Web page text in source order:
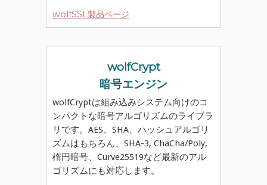
wolfSSL製品ページ
wolfCrypt
暗号エンジン
wolfCryptは組み込みシステム向けのコ
ンパクトな暗号アルゴリズムのライブラ
リです。AES、SHA、ハッシュアルゴリ
ズムはもちろん、SHA-3, ChaCha/Poly,
楕円暗号、Curve25519など最新のアル
ゴリズムにも対応します。